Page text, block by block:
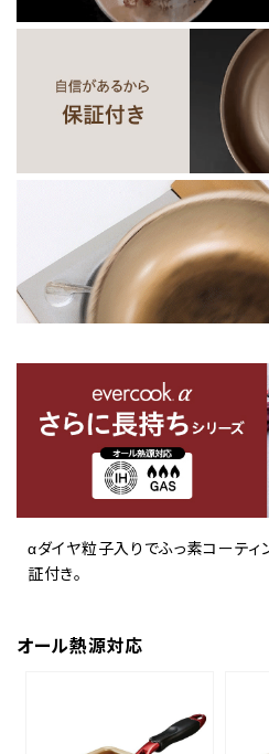
αダイヤ粒子入りでふっ素コーティ
証付き。
オール熱源対応